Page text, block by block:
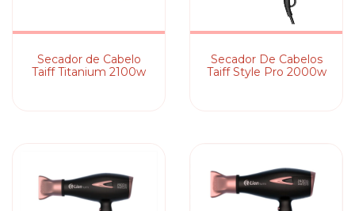
Secador de Cabelo
Taiff Titanium 2100w
Secador De Cabelos
Taiff Style Pro 2000w